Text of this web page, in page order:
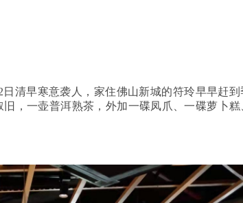
清早寒意袭人，家住佛山新城的符玲早早赶到
，一壶普洱熟茶，外加一碟凤爪、一碟萝卜糕